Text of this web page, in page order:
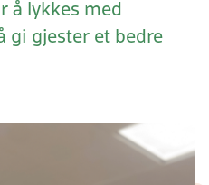
å lykkes med
gi gjester et bedre